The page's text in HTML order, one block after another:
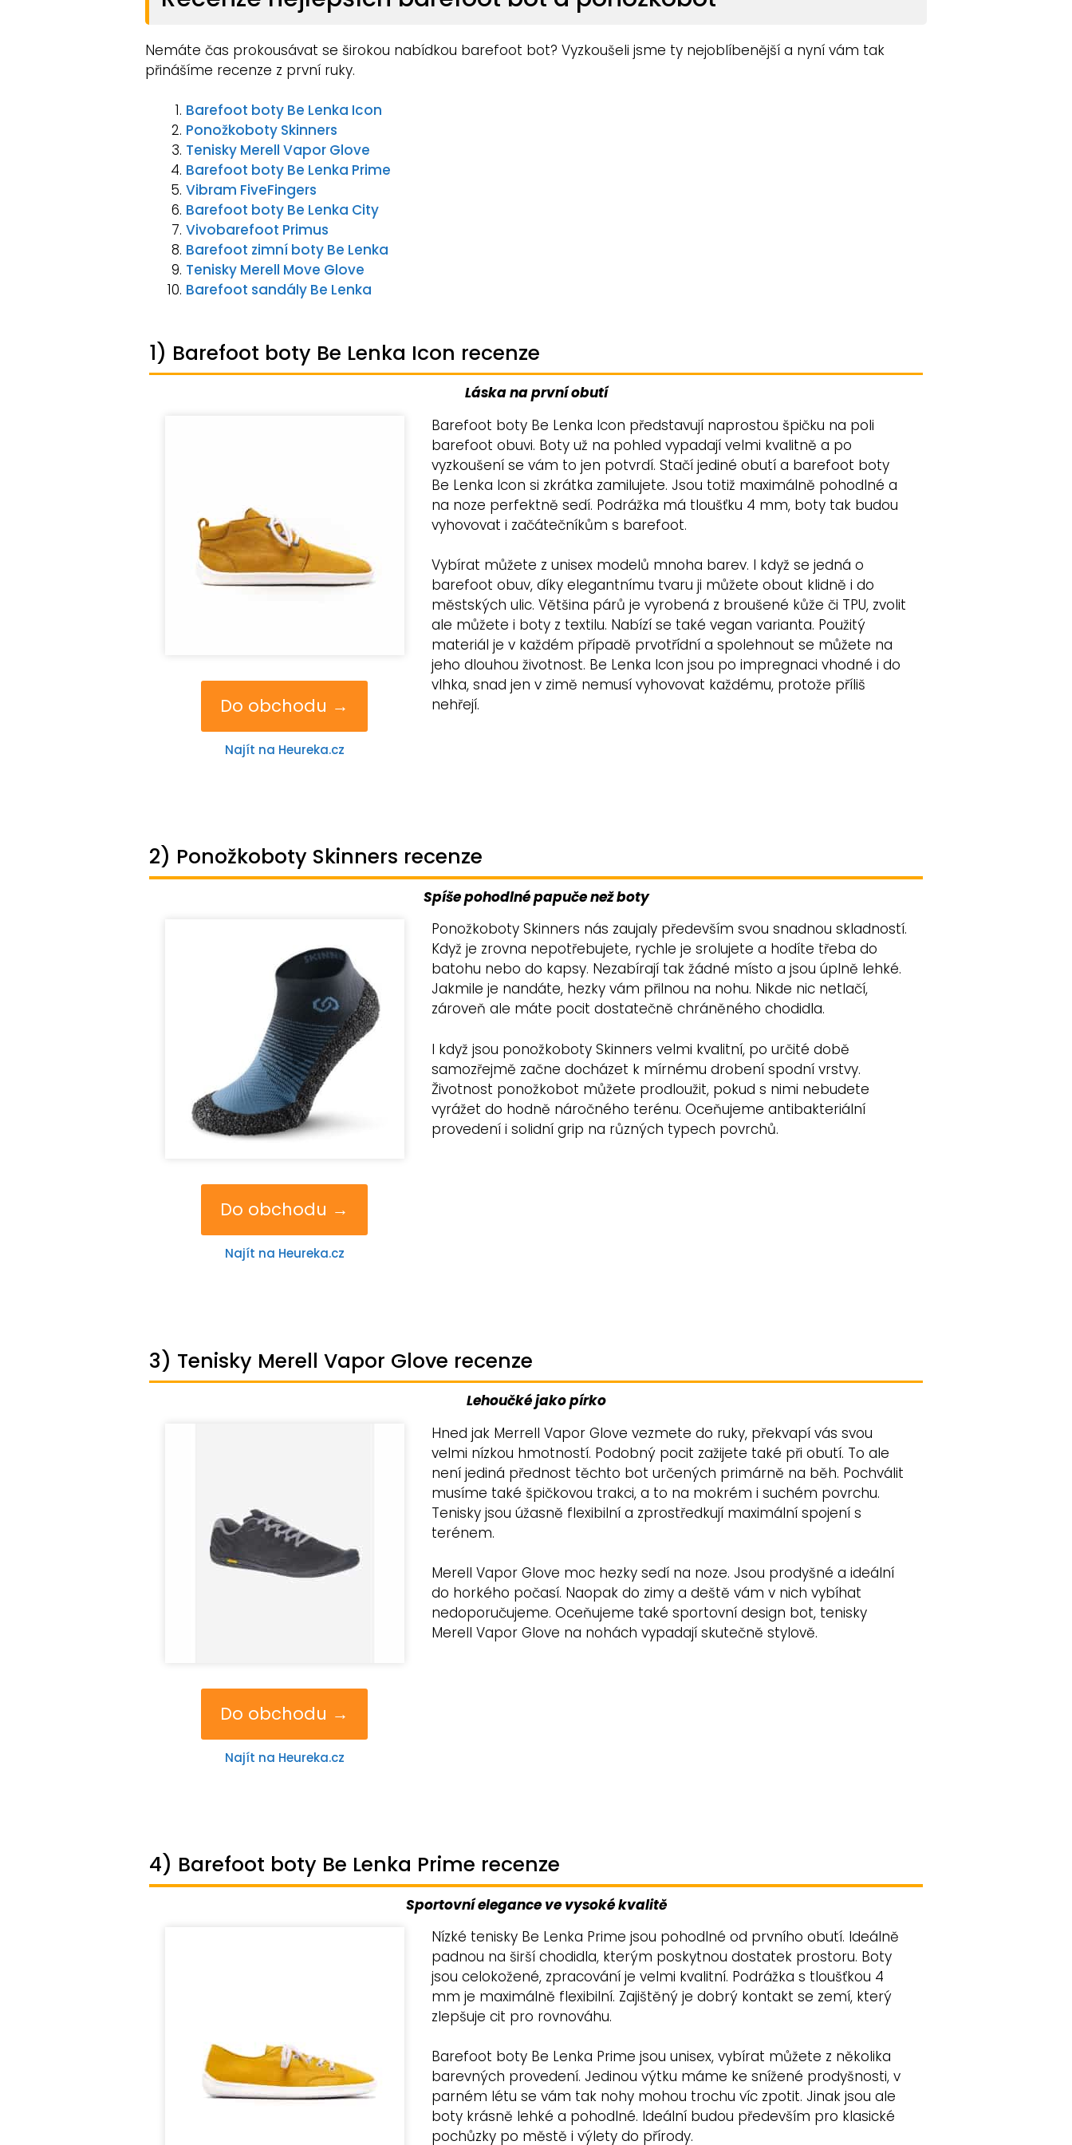
Nemáte čas prokousávat se širokou nabídkou barefoot bot? Vyzkoušeli jsme ty nejoblíbenější a nyní vám tak
přinášíme recenze z první ruky.
Barefoot boty Be Lenka Icon
Ponožkoboty Skinners
Tenisky Merell Vapor Glove
Barefoot boty Be Lenka Prime
Vibram FiveFingers
Barefoot boty Be Lenka City
Vivobarefoot Primus
Barefoot zimní boty Be Lenka
Tenisky Merell Move Glove
Barefoot sandály Be Lenka
1) Barefoot boty Be Lenka Icon recenze
Láska na první obutí
Do obchodu →
Najít na Heureka.cz
Barefoot boty Be Lenka Icon představují naprostou špičku na poli
barefoot obuvi. Boty už na pohled vypadají velmi kvalitně a po
vyzkoušení se vám to jen potvrdí. Stačí jediné obutí a barefoot boty
Be Lenka Icon si zkrátka zamilujete. Jsou totiž maximálně pohodlné a
na noze perfektně sedí. Podrážka má tloušťku 4 mm, boty tak budou
vyhovovat i začátečníkům s barefoot.
Vybírat můžete z unisex modelů mnoha barev. I když se jedná o
barefoot obuv, díky elegantnímu tvaru ji můžete obout klidně i do
městských ulic. Většina párů je vyrobená z broušené kůže či TPU, zvolit
ale můžete i boty z textilu. Nabízí se také vegan varianta. Použitý
materiál je v každém případě prvotřídní a spolehnout se můžete na
jeho dlouhou životnost. Be Lenka Icon jsou po impregnaci vhodné i do
vlhka, snad jen v zimě nemusí vyhovovat každému, protože příliš
nehřejí.
2) Ponožkoboty Skinners recenze
Spíše pohodlné papuče než boty
Do obchodu →
Najít na Heureka.cz
Ponožkoboty Skinners nás zaujaly především svou snadnou skladností.
Když je zrovna nepotřebujete, rychle je srolujete a hodíte třeba do
batohu nebo do kapsy. Nezabírají tak žádné místo a jsou úplně lehké.
Jakmile je nandáte, hezky vám přilnou na nohu. Nikde nic netlačí,
zároveň ale máte pocit dostatečně chráněného chodidla.
I když jsou ponožkoboty Skinners velmi kvalitní, po určité době
samozřejmě začne docházet k mírnému drobení spodní vrstvy.
Životnost ponožkobot můžete prodloužit, pokud s nimi nebudete
vyrážet do hodně náročného terénu. Oceňujeme antibakteriální
provedení i solidní grip na různých typech povrchů.
3) Tenisky Merell Vapor Glove recenze
Lehoučké jako pírko
Do obchodu →
Najít na Heureka.cz
Hned jak Merrell Vapor Glove vezmete do ruky, překvapí vás svou
velmi nízkou hmotností. Podobný pocit zažijete také při obutí. To ale
není jediná přednost těchto bot určených primárně na běh. Pochválit
musíme také špičkovou trakci, a to na mokrém i suchém povrchu.
Tenisky jsou úžasně flexibilní a zprostředkují maximální spojení s
terénem.
Merell Vapor Glove moc hezky sedí na noze. Jsou prodyšné a ideální
do horkého počasí. Naopak do zimy a deště vám v nich vybíhat
nedoporučujeme. Oceňujeme také sportovní design bot, tenisky
Merell Vapor Glove na nohách vypadají skutečně stylově.
4) Barefoot boty Be Lenka Prime recenze
Sportovní elegance ve vysoké kvalitě
Nízké tenisky Be Lenka Prime jsou pohodlné od prvního obutí. Ideálně
padnou na širší chodidla, kterým poskytnou dostatek prostoru. Boty
jsou celokožené, zpracování je velmi kvalitní. Podrážka s tloušťkou 4
mm je maximálně flexibilní. Zajištěný je dobrý kontakt se zemí, který
zlepšuje cit pro rovnováhu.
Barefoot boty Be Lenka Prime jsou unisex, vybírat můžete z několika
barevných provedení. Jedinou výtku máme ke snížené prodyšnosti, v
parném létu se vám tak nohy mohou trochu víc zpotit. Jinak jsou ale
boty krásně lehké a pohodlné. Ideální budou především pro klasické
pochůzky po městě i výlety do přírody.